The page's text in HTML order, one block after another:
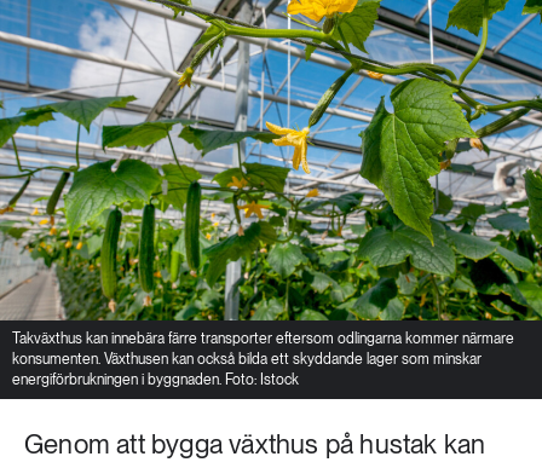
Takväxthus kan innebära färre transporter eftersom odlingarna kommer närmare
konsumenten. Växthusen kan också bilda ett skyddande lager som minskar
energiförbrukningen i byggnaden. Foto: Istock
Genom att bygga växthus på hustak kan